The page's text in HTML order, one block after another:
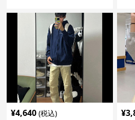
¥4,640 (税込) ¥